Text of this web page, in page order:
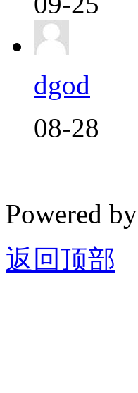
dgod
08-28
Powered by
返回顶部